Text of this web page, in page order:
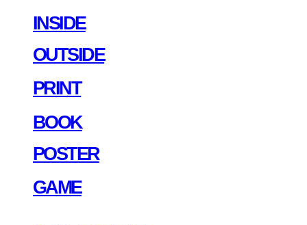
INSIDE
OUTSIDE
PRINT
BOOK
POSTER
GAME